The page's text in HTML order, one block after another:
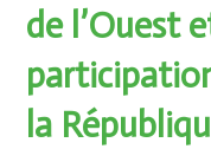
de l’Ouest
la